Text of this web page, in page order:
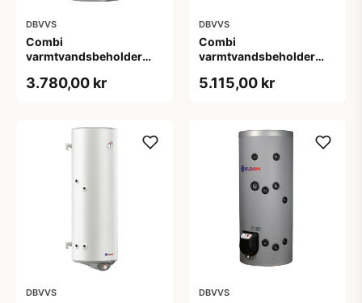
DBVVS
Combi
varmtvandsbeholder
1 spiral
3.780,00 kr
DBVVS
Combi
varmtvandsbeholder
1 spiral og elektronisk
5.115,00 kr
DBVVS DBVVS